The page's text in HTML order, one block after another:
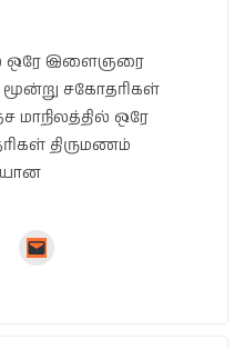
ஒரே இளைஞரை
சகோதரிகள்
மாநிலத்தில் ஒரே
திருமணம்